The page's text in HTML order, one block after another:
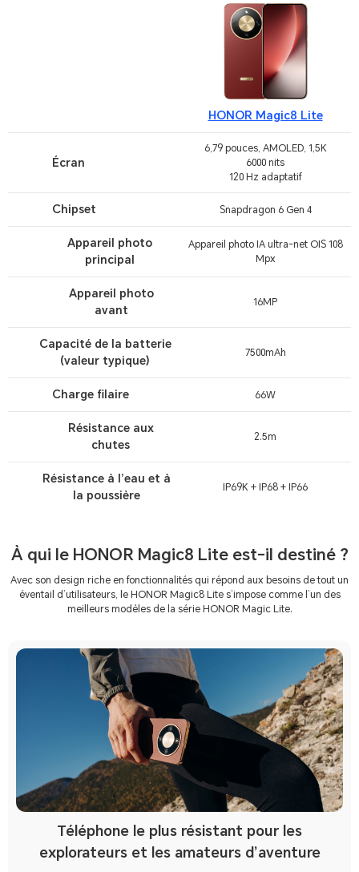
HONOR Magic8 Lite
Écran
6,79 pouces, AMOLED, 1,5K
6000 nits
120 Hz adaptatif
Chipset Snapdragon 6 Gen 4
Appareil photo
principal
Appareil photo IA ultra-net OIS 108
Mpx
Appareil photo
avant
16MP
Capacité de la batterie
(valeur typique)
7500mAh
Charge filaire 66W
Résistance aux
chutes
2.5m
Résistance à l’eau et à
la poussière
IP69K + IP68 + IP66
À qui le HONOR Magic8 Lite est-il destiné ?
Avec son design riche en fonctionnalités qui répond aux besoins de tout un
éventail d’utilisateurs, le HONOR Magic8 Lite s’impose comme l’un des
meilleurs modèles de la série HONOR Magic Lite.
Téléphone le plus résistant pour les
explorateurs et les amateurs d’aventure